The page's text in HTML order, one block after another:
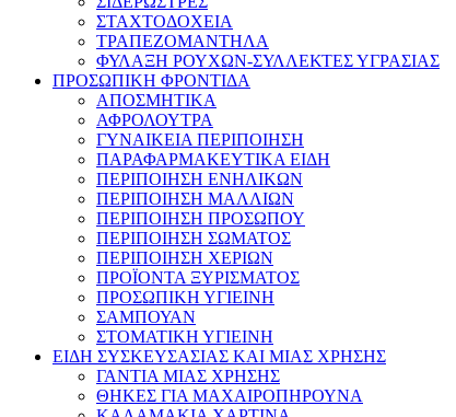
ΣΤΑΧΤΟΔΟΧΕΙΑ
ΤΡΑΠΕΖΟΜΑΝΤΗΛΑ
ΦΥΛΑΞΗ ΡΟΥΧΩΝ-ΣΥΛΛΕΚΤΕΣ ΥΓΡΑΣΙΑΣ
ΠΡΟΣΩΠΙΚΗ ΦΡΟΝΤΙΔΑ
ΑΠΟΣΜΗΤΙΚΑ
ΑΦΡΟΛΟΥΤΡΑ
ΓΥΝΑΙΚΕΙΑ ΠΕΡΙΠΟΙΗΣΗ
ΠΑΡΑΦΑΡΜΑΚΕΥΤΙΚΑ ΕΙΔΗ
ΠΕΡΙΠΟΙΗΣΗ ΕΝΗΛΙΚΩΝ
ΠΕΡΙΠΟΙΗΣΗ ΜΑΛΛΙΩΝ
ΠΕΡΙΠΟΙΗΣΗ ΠΡΟΣΩΠΟΥ
ΠΕΡΙΠΟΙΗΣΗ ΣΩΜΑΤΟΣ
ΠΕΡΙΠΟΙΗΣΗ ΧΕΡΙΩΝ
ΠΡΟΪΟΝΤΑ ΞΥΡΙΣΜΑΤΟΣ
ΠΡΟΣΩΠΙΚΗ ΥΓΙΕΙΝΗ
ΣΑΜΠΟΥΑΝ
ΣΤΟΜΑΤΙΚΗ ΥΓΙΕΙΝΗ
ΕΙΔΗ ΣΥΣΚΕΥΣΑΣΙΑΣ ΚΑΙ ΜΙΑΣ ΧΡΗΣΗΣ
ΓΑΝΤΙΑ ΜΙΑΣ ΧΡΗΣΗΣ
ΘΗΚΕΣ ΓΙΑ ΜΑΧΑΙΡΟΠΗΡΟΥΝΑ